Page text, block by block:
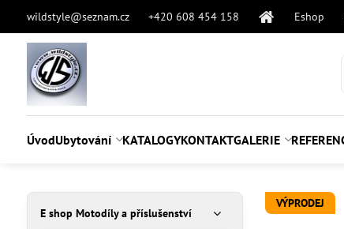
wildstyle@seznam.cz +420 608 454 158 Eshop
ÚvodUbytování KATALOGYKONTAKTGALERIE
VÝPRODEJ
E shop Motodíly a příslušenství